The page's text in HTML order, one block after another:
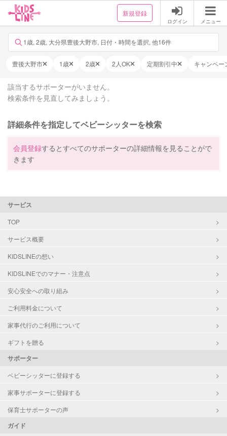
新規登録
ログイン メニュー
1歳, 2歳, 大分県豊後大野市, 日付・時間を選択, 他16件
豊後大野市 1歳 2歳 2人OK 定期割引中 キャンペー
該当するサポーターがいません。
検索条件を見直してみましょう。
詳細条件を指定してベビーシッターを検索
会員登録するとすべてのサポーターの詳細情報を見ることがで
きます
サービス
TOP
サービス概要
KIDSLINEの想い
KIDSLINEでのマナー・注意点
安心安全への取り組み
ご利用料金について
家事代行のご利用について
ギフトを贈る
サポーター
ベビーシッターに登録する
家事サポーターに登録する
保育士サポーターの声
ガイド